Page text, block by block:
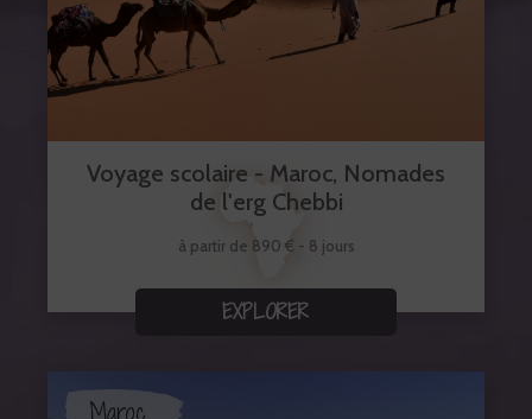
Voyage scolaire - Maroc, Nomades
de l'erg Chebbi
à partir de 890 € - 8 jours
EXPLORER
Maroc